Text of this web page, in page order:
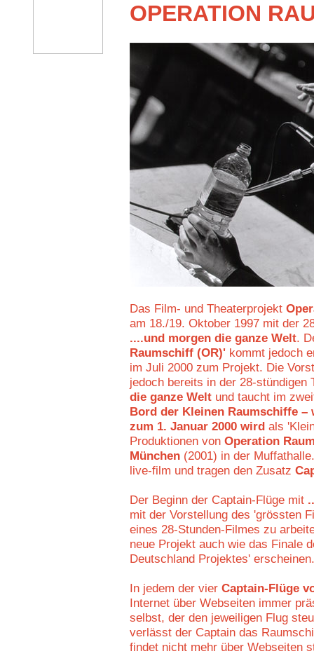
OPERATION
Das Film- und Theaterprojekt
am 18./19. Oktober 1997 mit der
....und morgen die ganze Welt.
Raumschiff (OR)' kommt jedoch
im Juli 2000 zum Projekt. Die
jedoch bereits in der 28-stündigen
die ganze Welt und taucht im
Bord der Kleinen Raumschiffe –
zum 1. Januar 2000 wird als
Produktionen von Operation
München (2001) in der
live-film und tragen den Zusatz
Der Beginn der Captain-Flüge mit
mit der Vorstellung des 'grössten
eines 28-Stunden-Filmes zu
neue Projekt auch wie das Finale
Deutschland Projektes' erscheinen.
In jedem der vier Captain-Flüge
Internet über Webseiten immer
selbst, der den jeweiligen Flug
verlässt der Captain das
findet nicht mehr über Webseiten